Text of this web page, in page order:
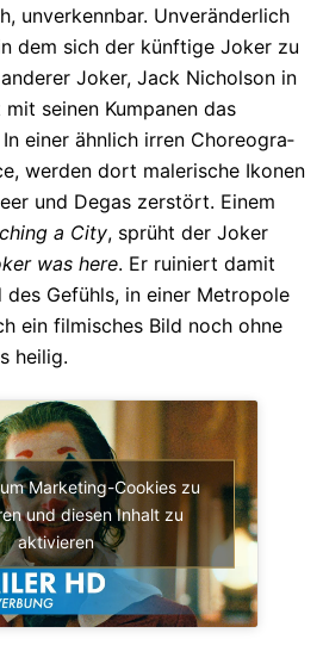
unverkennbar. Unveränderlich
dem sich der künftige Joker zu
Joker, Jack Nicholson in
seinen Kumpanen das
In einer ähnlich irren Cho­reo­gra­
werden dort malerische Ikonen
und Degas zer­stört. Einem
a City, sprüht der Joker
was here. Er rui­niert da­mit
Gefühls, in einer Metropole
ein filmi­sches Bild noch ohne
heilig.
Marketing-Cookies zu
und diesen Inhalt zu
aktivieren